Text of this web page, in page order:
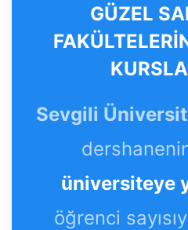
GÜZEL
Sevgili
üniversiteye
öğrenci